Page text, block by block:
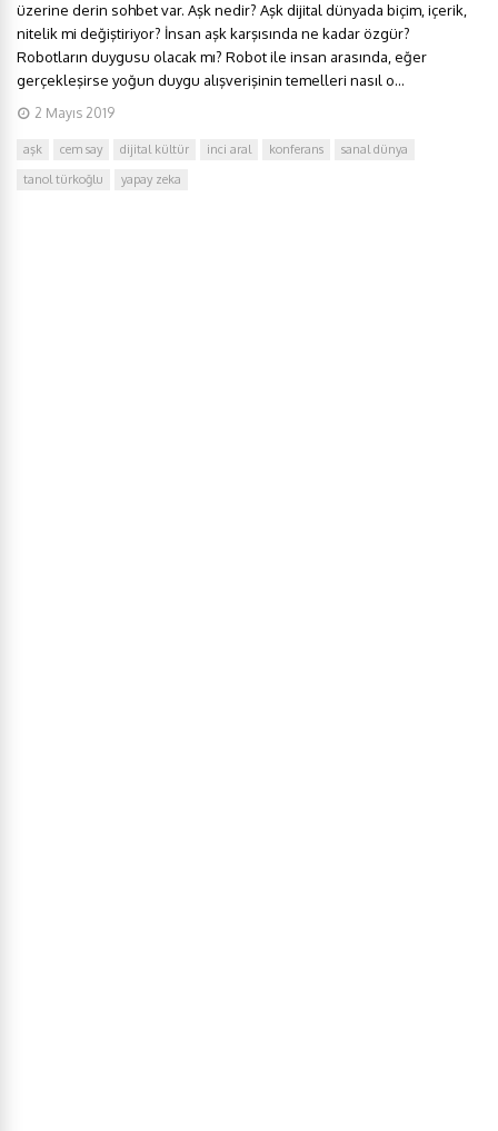
üzerine derin sohbet var. Aşk nedir? Aşk dijital dünyada biçim, içerik,
nitelik mi değiştiriyor? İnsan aşk karşısında ne kadar özgür?
Robotların duygusu olacak mı? Robot ile insan arasında, eğer
gerçekleşirse yoğun duygu alışverişinin temelleri nasıl o...
2 Mayıs 2019
aşk cem say dijital kültür inci aral konferans
sanal dünya
tanol türkoğlu
yapay zeka